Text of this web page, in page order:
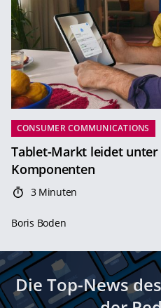
CONSUMER COMMUNICATIONS
Tablet-Markt leidet unter
Komponenten
3 Minuten
Boris Boden
Die Top-News